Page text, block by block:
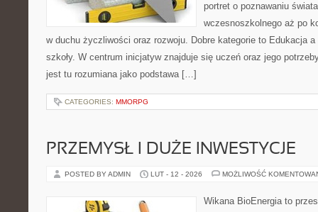
portret o poznawaniu
wczesnoszkolnego aż po
w duchu życzliwości oraz rozwoju. Dobre kategorie to Edukacja
szkoły. W centrum inicjatyw znajduje się uczeń oraz jego
jest tu rozumiana jako podstawa […]
CATEGORIES: MMORPG
PRZEMYSŁ I DUŻE INWESTYCJE
POSTED BY ADMIN LUT - 12 - 2026 MOŻLIWOŚĆ
Wikana BioEnergia to